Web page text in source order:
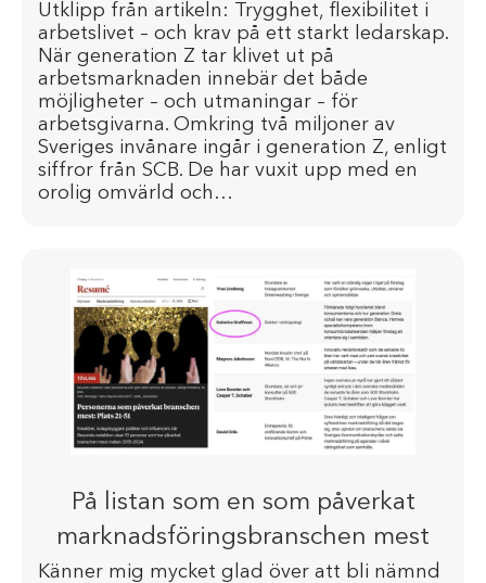
Utklipp från artikeln: Trygghet, flexibilitet i
arbetslivet – och krav på ett starkt ledarskap.
När generation Z tar klivet ut på
arbetsmarknaden innebär det både
möjligheter – och utmaningar – för
arbetsgivarna. Omkring två miljoner av
Sveriges invånare ingår i generation Z, enligt
siffror från SCB. De har vuxit upp med en
orolig omvärld och…
På listan som en som påverkat
marknadsföringsbranschen mest
Känner mig mycket glad över att bli nämnd